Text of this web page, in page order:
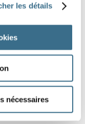
les détails
nécessaires